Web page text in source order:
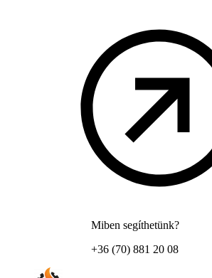
Miben segíthetünk?
+36 (70) 881 20 08